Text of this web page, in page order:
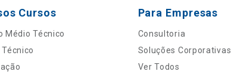
Cursos
Médio Técnico
Para Empresas
Consultoria
Soluções Corporativas
Ver Todos